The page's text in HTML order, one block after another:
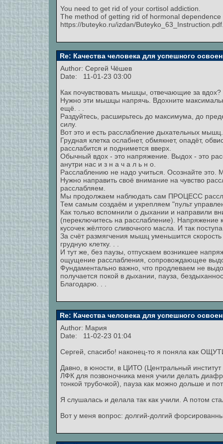
You need to get rid of your cortisol addiction.
The method of getting rid of hormonal dependence
https://buteyko.ru/izdan/
Re: Качества человека для успешного
Author: Сергей Чёшев
Date: 11-01-23 03:00
Как почувствовать мышцы, отвечающие за вдох?
Нужно эти мышцы напрячь. Вдохните
ещё. . .
Раздуйтесь, расширьтесь до максимума, до
силу.
Вот это и есть расслабление дыхательных мышц.
Грудная клетка ослабнет, обмякнет, опадёт,
расслабится и поднимется вверх.
Обычный вдох - это напряжение. Выдох - это
анутри нас и з н а ч а л ь н о.
Расслаблению не надо учиться. Осознайте
Нужно направить своё внимание на чувство
расслабляем.
Мы продолжаем наблюдать сам ПРОЦЕСС
Тем самым создаём и укрепляем "пульт
Как только вспомнили о дыхании и направили
(переключитесь на расслабление). Напряжение
кусочек жёлтого сливочного масла. И так
За счёт размягчения мышц уменьшится
грудную клетку. . .
И тут же, без паузы, отпускаем возникшее
ощущение расслабления, сопровождающее
Фундаментально важно, что продлеваем не
получается покой в дыхании, пауза,
Благодарю. . .
Re: Качества человека для успешного
Author: Мария
Date: 11-02-23 01:04
Сергей, спасибо! наконец-то я поняла как
Давно, в юности, в ЦИТО (Центральный
ЛФК для позвоночника меня учили делать
тонкой трубочкой), пауза как можно дольше и
Я слушалась и делала так как учили. А потом
Вот у меня вопрос: долгий-долгий